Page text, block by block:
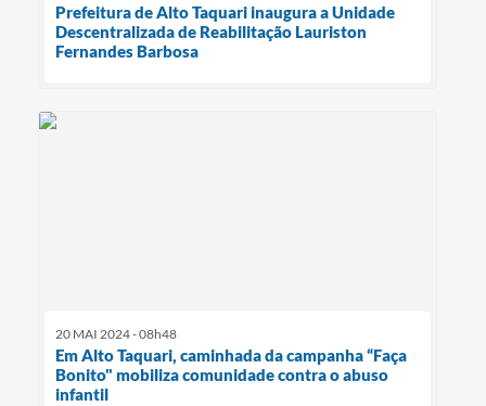
Prefeitura de Alto Taquari inaugura a Unidade
Descentralizada de Reabilitação Lauriston
Fernandes Barbosa
20 MAI 2024 - 08h48
Em Alto Taquari, caminhada da campanha “Faça
Bonito" mobiliza comunidade contra o abuso
infantil